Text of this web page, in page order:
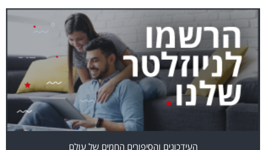
העידכונים והסיפורים החמים של עולם